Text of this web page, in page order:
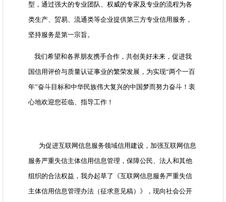
型，通过强大的专业团队、权威的专家及专业的流程为各
类生产、贸易、流通类等企业提供第三方专业信用服务，
坚持服务是第一宗旨。
我们希望和各界朋友携手合作，共创美好未来，促进我
国信用评价与质量认证事业的繁荣发展，为实现“两个一百
年”奋斗目标和中华民族伟大复兴的中国梦而努力奋斗！衷
心地欢迎您莅临、指导工作！
为促进互联网信息服务领域信用建设，加强互联网信息
服务严重失信主体信用信息管理，保障公民、法人和其他
组织的合法权益，我办起草了《互联网信息服务严重失信
主体信用信息管理办法（征求意见稿）》，现向社会公开